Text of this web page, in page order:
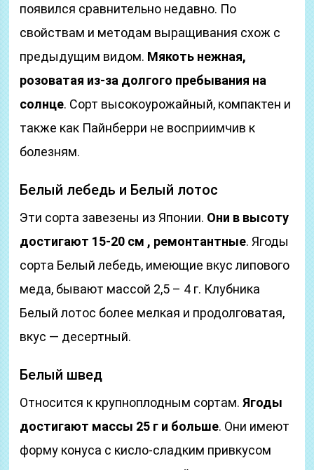
появился сравнительно недавно. По
свойствам и методам выращивания схож с
предыдущим видом. Мякоть нежная,
розоватая из-за долгого пребывания на
солнце. Сорт высокоурожайный, компактен и
также как Пайнберри не восприимчив к
болезням.
Белый лебедь и Белый лотос
Эти сорта завезены из Японии. Они в высоту
достигают 15-20 см , ремонтантные. Ягоды
сорта Белый лебедь, имеющие вкус липового
меда, бывают массой 2,5 – 4 г. Клубника
Белый лотос более мелкая и продолговатая,
вкус — десертный.
Белый швед
Относится к крупноплодным сортам.Ягоды
достигают массы 25 г и больше. Они имеют
форму конуса с кисло-сладким привкусом